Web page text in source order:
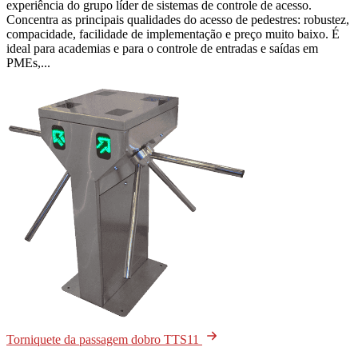
experiência do grupo líder de sistemas de controle de acesso.
Concentra as principais qualidades do acesso de pedestres: robustez,
compacidade, facilidade de implementação e preço muito baixo. É
ideal para academias e para o controle de entradas e saídas em
PMEs,...
Torniquete da passagem dobro TTS11